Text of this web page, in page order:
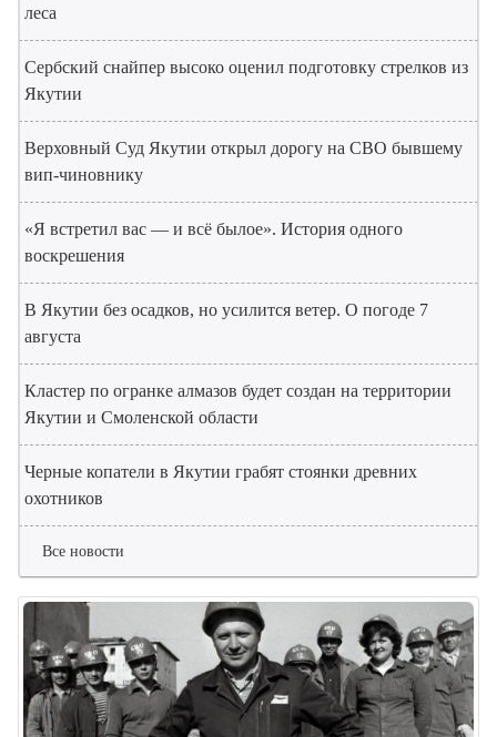
леса
Сербский снайпер высоко оценил подготовку стрелков из
Якутии
Верховный Суд Якутии открыл дорогу на СВО бывшему
вип-чиновнику
«Я встретил вас — и всё былое». История одного
воскрешения
В Якутии без осадков, но усилится ветер. О погоде 7
августа
Кластер по огранке алмазов будет создан на территории
Якутии и Смоленской области
Черные копатели в Якутии грабят стоянки древних
охотников
Все новости